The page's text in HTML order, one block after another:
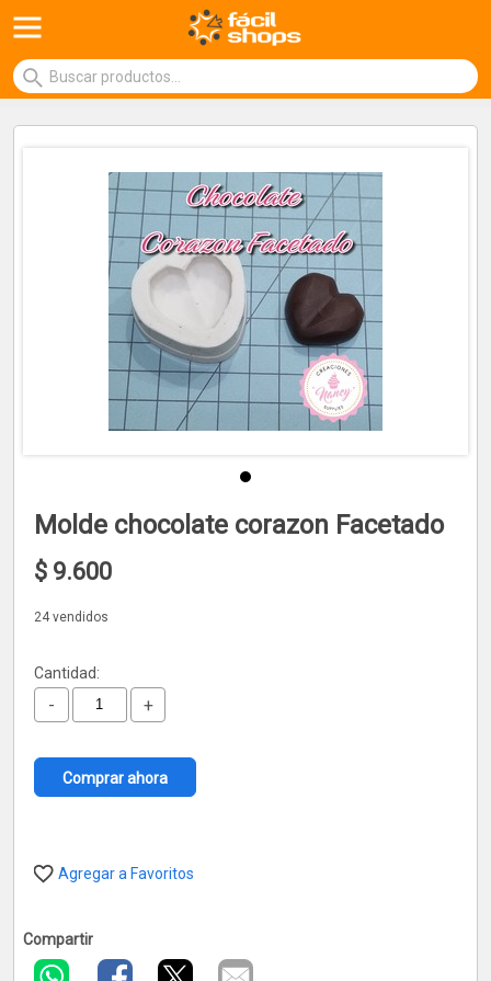
Molde chocolate corazon Facetado
$ 9.600
24 vendidos
Cantidad:
- +
Comprar ahora
Agregar a Favoritos
Compartir